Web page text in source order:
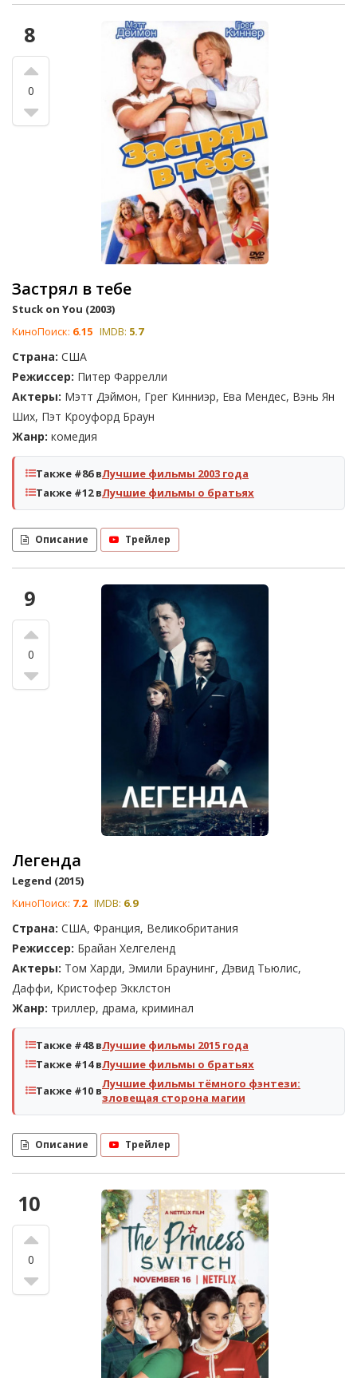
8
0
Застрял в тебе
Stuck on You (2003)
КиноПоиск: 6.15 IMDB: 5.7
Страна: США
Режиссер: Питер Фаррелли
Актеры: Мэтт Дэймон, Грег Кинниэр, Ева Мендес, Вэнь Ян
Ших, Пэт Кроуфорд Браун
Жанр: комедия
Также #86 вЛучшие фильмы 2003 года
Также #12 вЛучшие фильмы о братьях
Описание Трейлер
9
0
Легенда
Legend (2015)
КиноПоиск: 7.2 IMDB: 6.9
Страна: США, Франция, Великобритания
Режиссер: Брайан Хелгеленд
Актеры: Том Харди, Эмили Браунинг, Дэвид Тьюлис,
Даффи, Кристофер Экклстон
Жанр: триллер, драма, криминал
Также #48 вЛучшие фильмы 2015 года
Также #14 вЛучшие фильмы о братьях
Также #10 вЛучшие фильмы тёмного фэнтези:
зловещая сторона магии
Описание Трейлер
10
0